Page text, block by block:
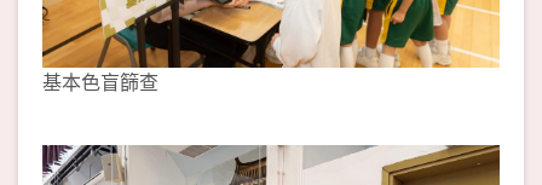
基本色盲篩查